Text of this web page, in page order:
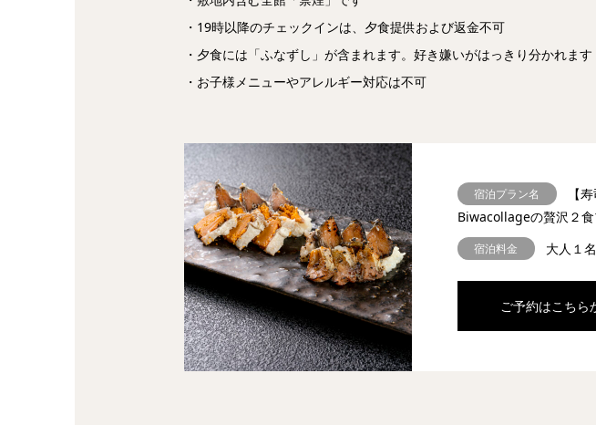
・19時以降のチェックインは、夕食提供および返金不可
・夕食には「ふなずし」が含まれます。好き嫌いがはっきり分かれます
・お子様メニューやアレルギー対応は不可
宿泊プラン名
【
Biwacollageの贅沢２
宿泊料金 大人１
ご予約はこちら